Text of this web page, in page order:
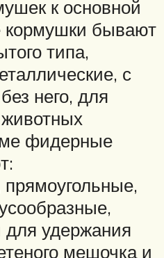
к основной
бывают
типа,
с
него, для
фидерные
для удержания
мешочка и